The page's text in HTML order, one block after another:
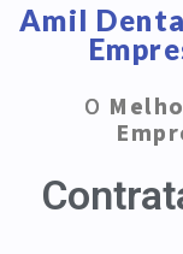
Amil
O